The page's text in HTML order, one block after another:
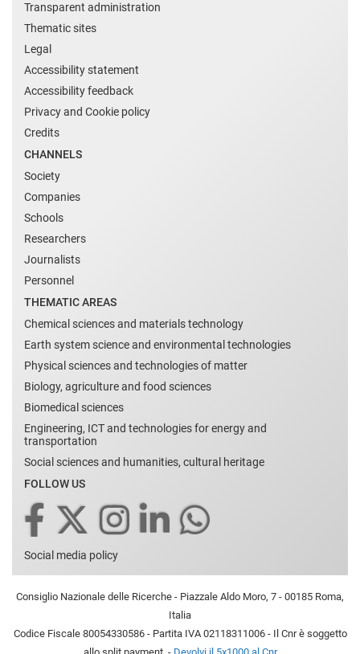
Transparent administration
Thematic sites
Legal
Accessibility statement
Accessibility feedback
Privacy and Cookie policy
Credits
CHANNELS
Society
Companies
Schools
Researchers
Journalists
Personnel
THEMATIC AREAS
Chemical sciences and materials technology
Earth system science and environmental technologies
Physical sciences and technologies of matter
Biology, agriculture and food sciences
Biomedical sciences
Engineering, ICT and technologies for energy and
transportation
Social sciences and humanities, cultural heritage
FOLLOW US
Social media policy
Consiglio Nazionale delle Ricerche - Piazzale Aldo Moro, 7 - 00185 Roma,
Italia
Codice Fiscale 80054330586 - Partita IVA 02118311006 - Il Cnr è soggetto